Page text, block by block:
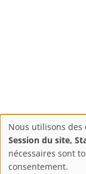
Nous utilisons des
Session du site,
nécessaires sont
consentement.